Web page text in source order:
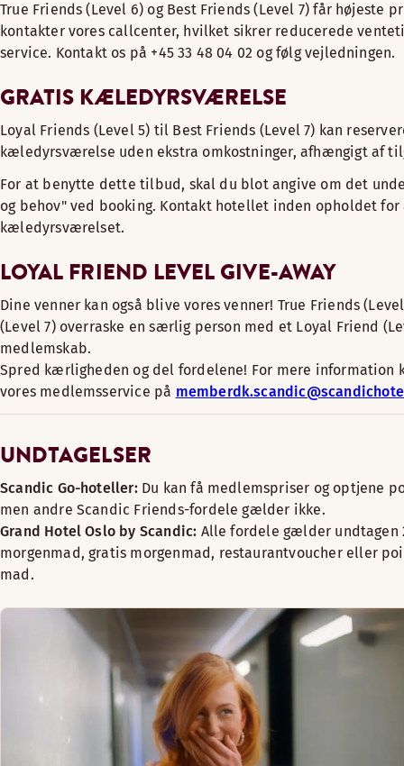
True Friends (Level 6) og Best Friends (Level 7) får højeste
kontakter vores callcenter, hvilket sikrer reducerede
service. Kontakt os på +45 33 48 04 02 og følg vejledningen.
GRATIS KÆLEDYRSVÆRELSE
Loyal Friends (Level 5) til Best Friends (Level 7) kan
kæledyrsværelse uden ekstra omkostninger, afhængigt af
For at benytte dette tilbud, skal du blot angive om det
og behov" ved booking. Kontakt hotellet inden opholdet
kæledyrsværelset.
LOYAL FRIEND LEVEL GIVE-AWAY
Dine venner kan også blive vores venner! True Friends
(Level 7) overraske en særlig person med et Loyal Friend
medlemskab.
Spred kærligheden og del fordelene! For mere information
vores medlemsservice på
UNDTAGELSER
Scandic Go-hoteller:Du kan få medlemspriser og optjene
men andre Scandic Friends-fordele gælder ikke.
Grand Hotel Oslo by Scandic: Alle fordele gælder undtagen
morgenmad, gratis morgenmad, restaurantvoucher eller
mad.